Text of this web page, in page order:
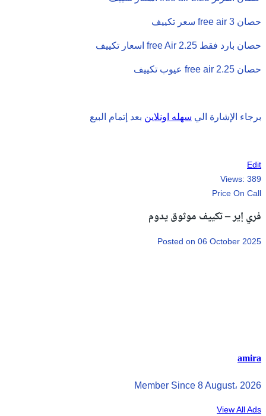
سعر تكييف free air 3 حصان
اسعار تكييف free Air 2.25 حصان بارد فقط
عيوب تكييف free air 2.25 حصان
برجاء الإشارة الي سهله اونلاين بعد إتمام البيع
Edit
Views: 389
Price On Call
فري إير – تكييف موثوق يدوم
Posted on 06 October 2025
amira
Member Since 8 August، 2026
View All Ads